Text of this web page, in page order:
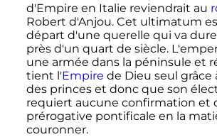
d'Empire en Italie reviendrait au
Robert d'Anjou. Cet ultimatum
départ d'une querelle qui va
près d'un quart de siècle.
une armée dans la péninsule et
tient l'Empire de Dieu seul grâce
des princes et donc que son
requiert aucune confirmation et
prérogative pontificale en la
couronner.